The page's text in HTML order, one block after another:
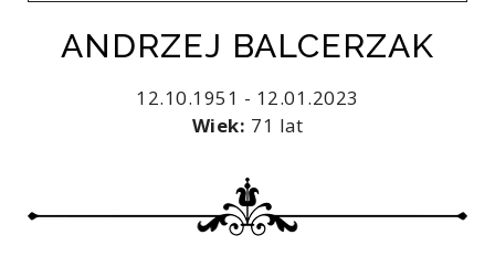
ANDRZEJ BALCERZAK
12.10.1951 - 12.01.2023
Wiek: 71 lat